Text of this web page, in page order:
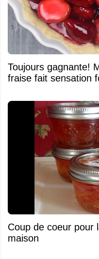
Toujours gagnante!
fraise fait sensation
Coup de coeur pour
maison